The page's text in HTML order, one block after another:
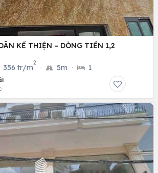
KẾ THIỆN – DÒNG TIỀN 1,2
356 tr/m
2
· 5m · 1